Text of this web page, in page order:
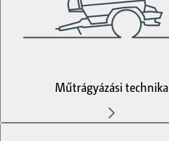
Műtrágyázási technika